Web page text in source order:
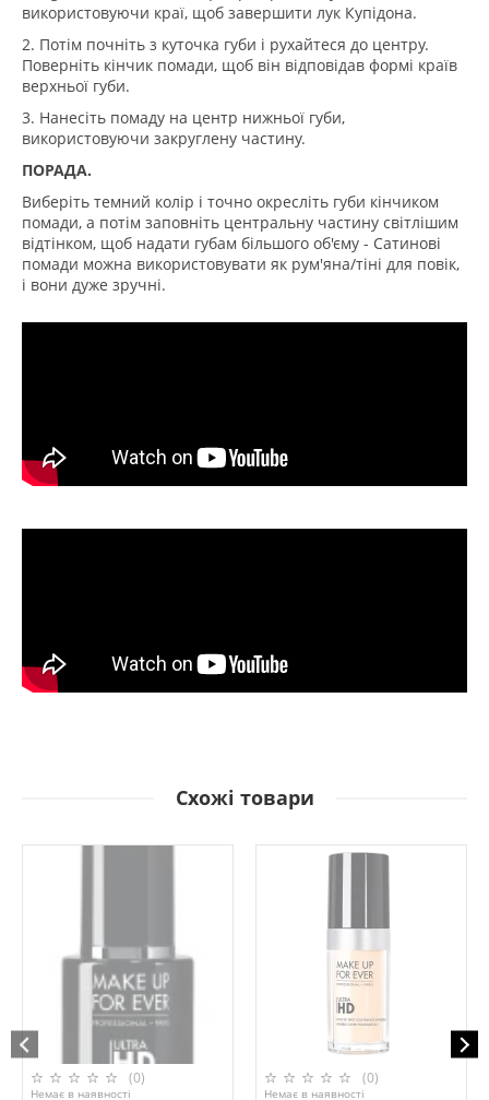
використовуючи краї, щоб завершити лук Купідона.
2. Потім почніть з куточка губи і рухайтеся до центру.
Поверніть кінчик помади, щоб він відповідав формі країв
верхньої губи.
3. Нанесіть помаду на центр нижньої губи,
використовуючи закруглену частину.
ПОРАДА.
Виберіть темний колір і точно окресліть губи кінчиком
помади, а потім заповніть центральну частину світлішим
відтінком, щоб надати губам більшого об'єму - Сатинові
помади можна використовувати як рум'яна/тіні для повік,
і вони дуже зручні.
Схожі товари
(0)
Немає в наявності
(0)
Немає в наявності